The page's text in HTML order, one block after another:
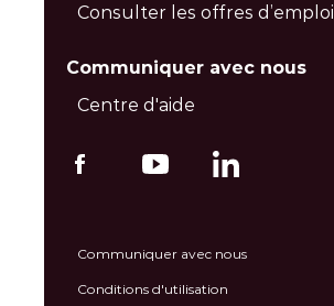
Consulter les offres d’emploi
Communiquer avec nous
Centre d'aide
Communiquer avec nous
Conditions d'utilisation